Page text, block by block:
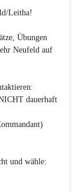
Leitha!
Übungen
Neufeld auf
dauerhaft
und wähle: